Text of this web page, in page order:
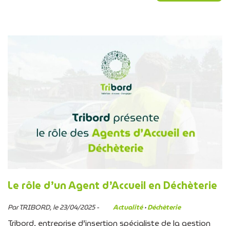
Le rôle d’un Agent d’Accueil en Déchèterie
Par TRIBORD, le 23/04/2025 - Actualité·Déchèterie
Tribord, entreprise d’insertion spécialiste de la gestion